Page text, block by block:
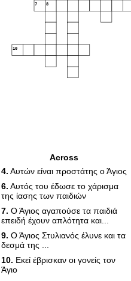
7 8
10
Across
4. Αυτών είναι προστάτης ο Άγιος
6. Αυτός του έδωσε το χάρισμα
της ίασης των παιδιών
7. Ο Άγιος αγαπούσε τα παιδιά
επειδή έχουν απλότητα και...
9. Ο Άγιος Στυλιανός έλυνε και τα
δεσμά της ...
10. Εκεί έβρισκαν οι γονείς τον
Άγιο